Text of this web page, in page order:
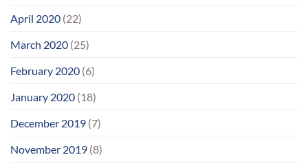
April 2020 (22)
March 2020 (25)
February 2020 (6)
January 2020 (18)
December 2019 (7)
November 2019 (8)